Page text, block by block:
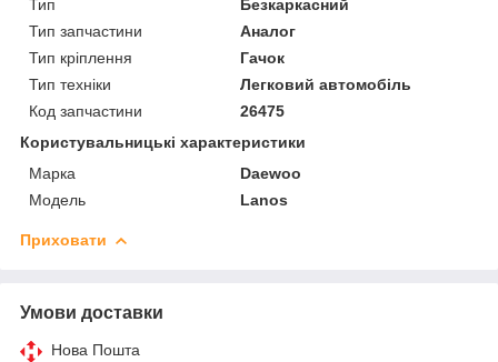
Тип
Безкаркасний
Тип запчастини
Аналог
Тип кріплення
Гачок
Тип техніки
Легковий автомобіль
Код запчастини
26475
Користувальницькі характеристики
Марка
Daewoo
Модель
Lanos
Приховати
Умови доставки
Нова Пошта